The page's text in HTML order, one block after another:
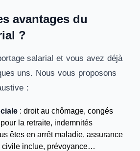
avantages du
?
salarial et vous avez déjà
uns. Nous vous proposons
:
: droit au chômage, congés
la retraite, indemnités
êtes en arrêt maladie, assurance
civile inclue, prévoyance…